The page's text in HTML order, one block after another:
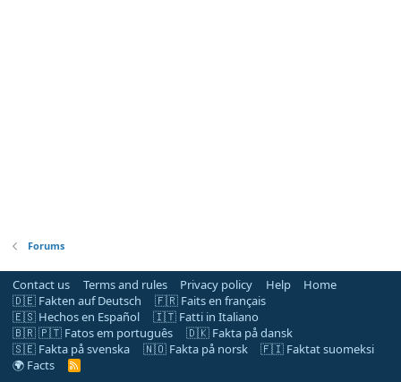
Forums
Contact us Terms and rules Privacy policy Help
Home
🇩🇪 Fakten auf Deutsch
🇫🇷 Faits en français
🇪🇸 Hechos en Español
🇮🇹 Fatti in Italiano
🇧🇷 🇵🇹 Fatos em português
🇩🇰 Fakta på dansk
🇸🇪 Fakta på svenska
🇳🇴 Fakta på norsk
🇫🇮 Faktat suomeksi
🌍 Facts
R